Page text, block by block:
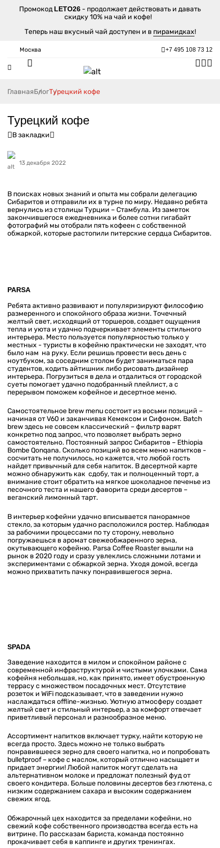
Промокод LETO26 - продолжает действовать и давать
скидку 10% на чай и кофе!
Теперь наш вкусный чай доступен и в пирамидках!
+7 495 108 73 12
Москва
ГлавнаяБлогТурецкий кофе
Турецкий кофе
В закладки
13 декабря 2022
В поисках новых знаний и опыта мы собрали делегацию
Сибаритов и отправили их в турне по миру. Недавно ребята
вернулись из столицы Турции – Стамбула. Из заметок
закончившегося ежедневника и более сотни гигабайт
фотографий мы отобрали пять кофеен с собственной
обжаркой, которые растопили питерские сердца Сибаритов.
PARSA
Ребята активно развивают и популяризируют философию
размеренного и спокойного образа жизни. Точечный
желтый свет, исходящий от торшеров, создает ощущения
тепла и уюта и удачно подчеркивает элементы стильного
интерьера. Место пользуется популярностью только у
местных - туристы в кофейню практически не заходят, что
было нам на руку. Если решишь провести весь день с
ноутбуком, за соседним столом будет заниматься пара
студентов, кодить айтишник либо рисовать дизайнер
интерьера. Погрузиться в дела и отдалиться от городской
суеты помогает удачно подобранный плейлист, а с
перерывом поможем кофейное и десертное меню.
Самостоятельное brew menu состоит из восьми позиций –
начиная от V60 и заканчивая Кемексом и Сифоном. Batch
brew здесь не совсем классический – фильтр варят
конкретно под запрос, что позволяет выбрать зерно
самостоятельно. Постоянный запрос Сибаритов – Ethiopia
Bombe Qonqana. Сколько позиций во всем меню напитков -
сосчитать не получилось, но кажется, что любой гость
найдет привычный для себя напиток. В десертной карте
можно обнаружить как сдобу, так и полноценный торт, а
внимание стоит обратить на мягкое шоколадное печенье из
песочного теста и нашего фаворита среди десертов –
веганский лимонный тарт.
В интерьер кофейни удачно вписывается панорамное
стекло, за которым удачно расположился ростер. Наблюдая
за рабочими процессами по ту сторону, невольно
погружаешься в аромат свежеобжаренного зерна,
окутывающего кофейню. Parsa Coffee Roaster вышли на
рынок в 2020 году и сразу увлеклись сложными лотами и
экспериментами с обжаркой зерна. Уходя домой, всегда
можно прихватить пачку понравившегося зерна.
SPADA
Заведение находится в милом и спокойном районе с
современной инфраструктурой и чистыми улочками. Сама
кофейня небольшая, но, как принято, имеет обустроенную
террасу с множеством посадочных мест. Отсутствие
розеток и WiFi подсказывает, что в заведении нужно
наслаждаться offline-жизнью. Уютную атмосферу создает
желтый свет и стильный интерьер, а за комфорт отвечает
приветливый персонал и разнообразное меню.
Ассортимент напитков включает турку, найти которую не
всегда просто. Здесь можно не только выбрать
понравившееся зерно для своего напитка, но и попробовать
bulletproof – кофе с маслом, который отлично насыщает и
придает энергии! Любой напиток могут сделать на
альтернативном молоке и предложат полезный фуд от
своего кондитера. Больше половины десертов без глютена, с
низким содержанием сахара и высоким содержанием
свежих ягод.
Обжарочный цех находится за пределами кофейни, но
свежий кофе собственного производства всегда есть на
витрине. По рассказам бариста, команда постоянно
прокачивает себя в каппинге и других тренингах.